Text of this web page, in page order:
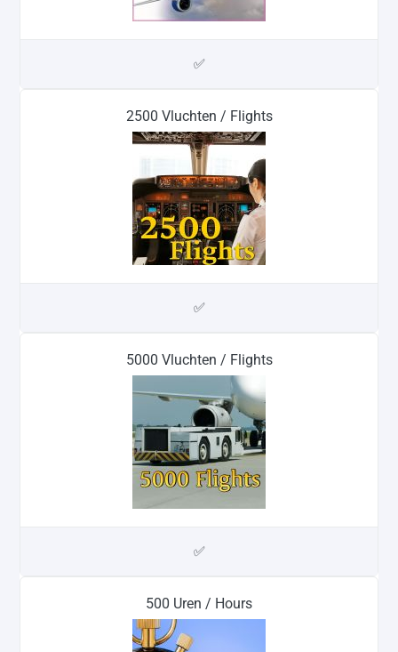
✅
2500 Vluchten / Flights
✅
5000 Vluchten / Flights
✅
500 Uren / Hours